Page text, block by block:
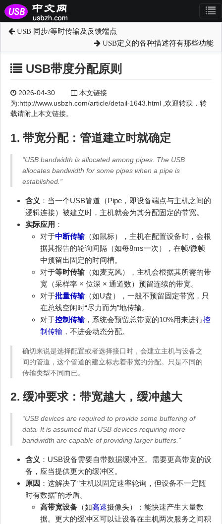
USB 同步/等时传输及反馈端点
USB定义的各种描述符有那些功能
USB带度分配原则
2026-04-30
本文链接
为:http://www.usbzh.com/article/detail-1643.html ,欢迎转载，转
载请附上本文链接。
1. 带宽分配：管道建立时就确定
“USB bandwidth is allocated among pipes. The USB
allocates bandwidth for some pipes when a pipe is
established.”
含义 ：当一个USB管道（Pipe，即设备端点与主机之间的
逻辑连接）被建立时，主机就会为其分配固定的带宽。
实际应用 ：
对于中断传输（如鼠标），主机在配置设备时，会根
据其报告的轮询间隔（如每8ms一次），在帧/微帧
中预留出固定的时间槽。
对于等时传输 （如麦克风），主机会根据其所需的带
宽（采样率 × 位深 × 通道数）预留连续的带宽。
对于批量传输（如U盘），一般不预留固定带宽，只
在总线空闲时“尽力而为”地传输。
对于控制传输，系统会预留总带宽的10%用来进行控
制传输 ，不进会动态分配。
确切来说是选择配置或者选择接口时，会建立主机与设备之
间的管道，这个管道的建立标志着带宽的分配。只是不同的
传输类型不同而已。
2. 缓冲要求：带宽越大，缓冲越大
“USB devices are required to provide some buffering of
data. It is assumed that USB devices requiring more
bandwidth are capable of providing larger buffers.”
含义 ：USB设备需要自带数据缓冲区。需要更高带宽的设
备，应当提供更大的缓冲区。
原因 ：这解决了“主机以固定速率轮询，但设备不一定随
时有数据”的矛盾。
高带宽设备 （如高速摄像头）：能快速产生大量数
据。更大的缓冲区可以让设备在主机两次服务之间积